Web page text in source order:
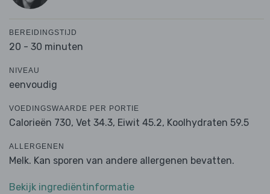
BEREIDINGSTIJD
20 - 30 minuten
NIVEAU
eenvoudig
VOEDINGSWAARDE PER PORTIE
Calorieën 730, Vet 34.3, Eiwit 45.2, Koolhydraten 59.5
ALLERGENEN
Melk. Kan sporen van andere allergenen bevatten.
Bekijk ingrediëntinformatie